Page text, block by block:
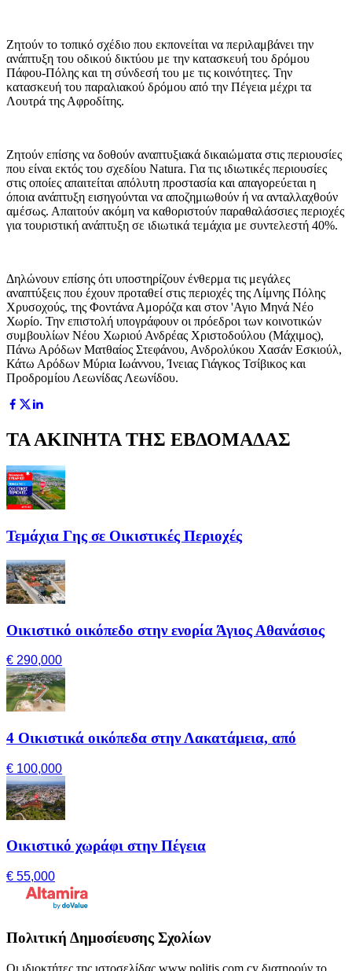
Ζητούν το τοπικό σχέδιο που εκπονείται να περιλαμβάνει την
ανάπτυξη του οδικού δικτύου με την κατασκευή του δρόμου
Πάφου-Πόλης και τη σύνδεσή του με τις κοινότητες. Την
κατασκευή του παραλιακού δρόμου από την Πέγεια μέχρι τα
Λουτρά της Αφροδίτης.
Ζητούν επίσης να δοθούν αναπτυξιακά δικαιώματα στις περιουσίες
που είναι εκτός του σχεδίου Natura. Για τις ιδιωτικές περιουσίες
στις οποίες απαιτείται απόλυτη προστασία και απαγορεύεται η
όποια ανάπτυξη εισηγούνται να αποζημιωθούν ή να ανταλλαχθούν
αμέσως. Απαιτούν ακόμη να καθοριστούν παραθαλάσσιες περιοχές
για τουριστική ανάπτυξη σε ιδιωτικά τεμάχια με συντελεστή 40%.
Δηλώνουν επίσης ότι υποστηρίζουν ένθερμα τις μεγάλες
αναπτύξεις που έχουν προταθεί στις περιοχές της Λίμνης Πόλης
Χρυσοχούς, της Φοντάνα Αμορόζα και στον 'Αγιο Μηνά Νέο
Χωρίο. Την επιστολή υπογράφουν οι πρόεδροι των κοινοτικών
συμβουλίων Νέου Χωριού Ανδρέας Χριστοδούλου (Μάχιμος),
Πάνω Αρόδων Ματθαίος Στεφάνου, Ανδρολύκου Χασάν Εσκιούλ,
Κάτω Αρόδων Μύρια Ιωάννου, Ίνειας Γιάγκος Τσίβικος και
Προδρομίου Λεωνίδας Λεωνίδου.
ΤΑ ΑΚΙΝΗΤΑ ΤΗΣ ΕΒΔΟΜΑΔΑΣ
Τεμάχια Γης σε Οικιστικές Περιοχές
Οικιστικό οικόπεδο στην ενορία Άγιος Αθανάσιος
€ 290,000
4 Οικιστικά οικόπεδα στην Λακατάμεια, από
€ 100,000
Οικιστικό χωράφι στην Πέγεια
€ 55,000
Πολιτική Δημοσίευσης Σχολίων
Οι ιδιοκτήτες της ιστοσελίδας www.politis.com.cy διατηρούν το